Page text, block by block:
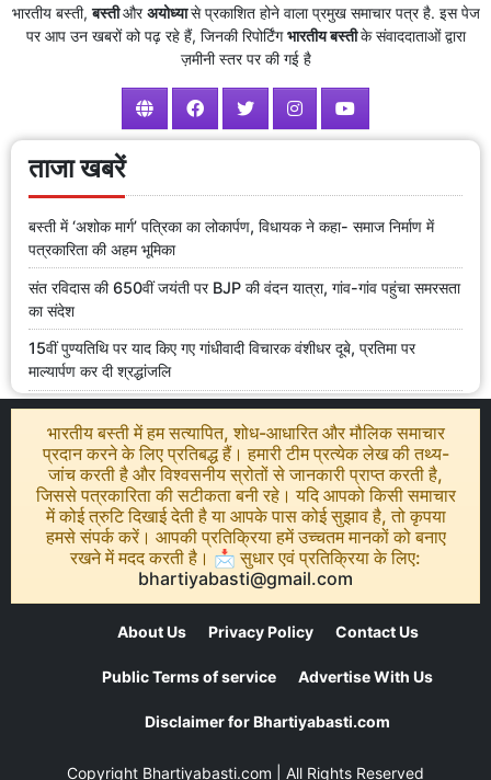
भारतीय बस्ती,बस्तीऔरअयोध्यासे प्रकाशित होने वाला प्रमुख समाचार पत्र है. इस पेज
पर आप उन खबरों को पढ़ रहे हैं, जिनकी रिपोर्टिंगभारतीय बस्तीके संवाददाताओं द्वारा
ज़मीनी स्तर पर की गई है
ताजा खबरें
बस्ती में ‘अशोक मार्ग’ पत्रिका का लोकार्पण, विधायक ने कहा- समाज निर्माण में
पत्रकारिता की अहम भूमिका
संत रविदास की 650वीं जयंती पर BJP की वंदन यात्रा, गांव-गांव पहुंचा समरसता
का संदेश
15वीं पुण्यतिथि पर याद किए गए गांधीवादी विचारक वंशीधर दूबे, प्रतिमा पर
माल्यार्पण कर दी श्रद्धांजलि
भारतीय बस्ती में हम सत्यापित, शोध-आधारित और मौलिक समाचार
प्रदान करने के लिए प्रतिबद्ध हैं। हमारी टीम प्रत्येक लेख की तथ्य-
जांच करती है और विश्वसनीय स्रोतों से जानकारी प्राप्त करती है,
जिससे पत्रकारिता की सटीकता बनी रहे। यदि आपको किसी समाचार
में कोई त्रुटि दिखाई देती है या आपके पास कोई सुझाव है, तो कृपया
हमसे संपर्क करें। आपकी प्रतिक्रिया हमें उच्चतम मानकों को बनाए
रखने में मदद करती है। 📩 सुधार एवं प्रतिक्रिया के लिए:
bhartiyabasti@gmail.com
About Us Privacy Policy Contact Us
Public Terms of service Advertise With Us
Disclaimer for Bhartiyabasti.com
Copyright Bhartiyabasti.com | All Rights Reserved